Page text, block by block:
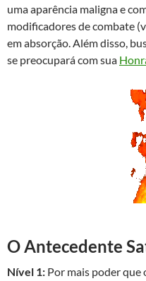
uma aparência maligna e
modificadores de combate
em absorção. Além disso,
se preocupará com sua
O Antecedente
Nível 1: Por mais poder que